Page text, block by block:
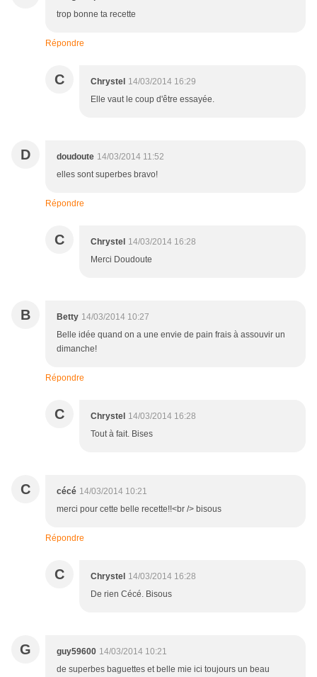
trop bonne ta recette
Répondre
C Chrystel 14/03/2014 16:29
Elle vaut le coup d'être essayée.
D doudoute 14/03/2014 11:52
elles sont superbes bravo!
Répondre
C Chrystel 14/03/2014 16:28
Merci Doudoute
B Betty 14/03/2014 10:27
Belle idée quand on a une envie de pain frais à assouvir un
dimanche!
Répondre
C Chrystel 14/03/2014 16:28
Tout à fait. Bises
C cécé 14/03/2014 10:21
merci pour cette belle recette!!<br /> bisous
Répondre
C Chrystel 14/03/2014 16:28
De rien Cécé. Bisous
G guy59600 14/03/2014 10:21
de superbes baguettes et belle mie ici toujours un beau